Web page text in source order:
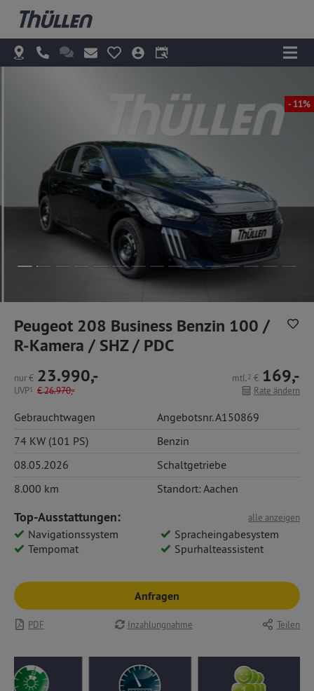
- 11%
Peugeot 208 Business Benzin 100 /
R-Kamera / SHZ / PDC
nur€ 23.990,-
UVP1 €26.970,-
mtl.2 € 169,-
Rate ändern
Gebrauchtwagen
Angebotsnr. A150869
74 KW (101 PS)
Benzin
08.05.2026
Schaltgetriebe
8.000 km
Standort: Aachen
alle anzeigen
Top-Ausstattungen:
Navigationssystem
Spracheingabesystem
Tempomat
Spurhalteassistent
Anfragen
PDF Inzahlungnahme Teilen